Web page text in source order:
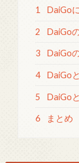
1 DaiGo
2 DaiGo
3 DaiGo
4 DaiGo
5 DaiGo
6 まとめ